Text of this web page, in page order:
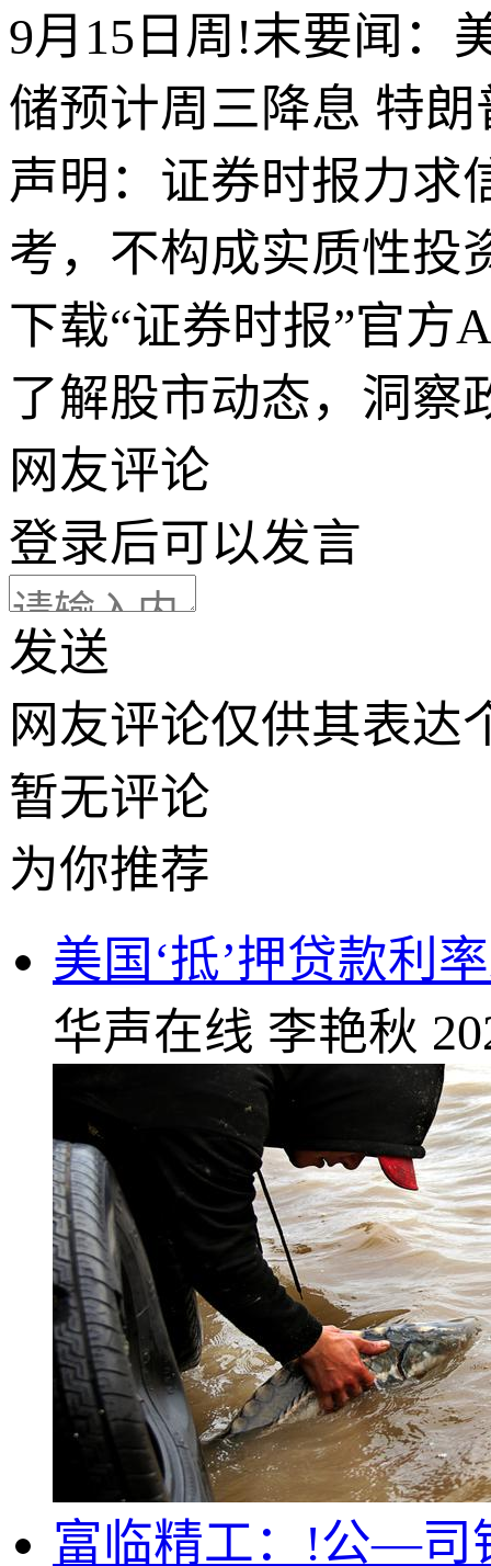
9月15日周!末要闻：
储预计周三降息 特
声明：证券时报力求
考，不构成实质性投
下载“证券时报”官方
了解股市动态，洞察
网友评论
登录后可以发言
发送
网友评论仅供其表达
暂无评论
为你推荐
美国‘抵’押贷款利
华声在线 李艳秋
富临精工：!公—司